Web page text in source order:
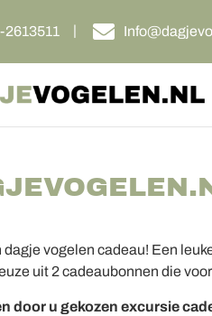
2613511
dagje vogelen cadeau! Een
uit 2 cadeaubonnen die
door u gekozen excursie